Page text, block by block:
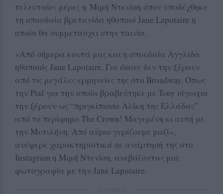
τελευταίες μέρες η Μιμή Ντενίση όπου υποδέχθηκε
τη σπουδαία βρετανίδα ηθοποιό Jane Lapotaire η
οποία θα συμμετάσχει στην ταινία.
«Από σήμερα κοντά μας και η σπουδαία Αγγλίδα
ηθοποιός Jane Lapotaire. Για όσους δεν την ξέρουν
από τις μεγάλες ερμηνείες της στο Broadway. Όπως
την Piaf για την οποία βραβεύτηκε με Tony σίγουρα
την ξέρουν ως “πριγκίπισσα Αλίκη της Ελλάδας”
από το περίφημο The Crown! Μαγεμένη κι αυτή με
την Μυτιλήνη. Από αύριο γυρίζουμε μαζί»,
ανέφερε χαρακτηριστικά σε ανάρτησή της στο
Instagram η Μιμή Ντενίση, ανεβάζοντας μια
φωτογραφία με την Jane Lapotaire.